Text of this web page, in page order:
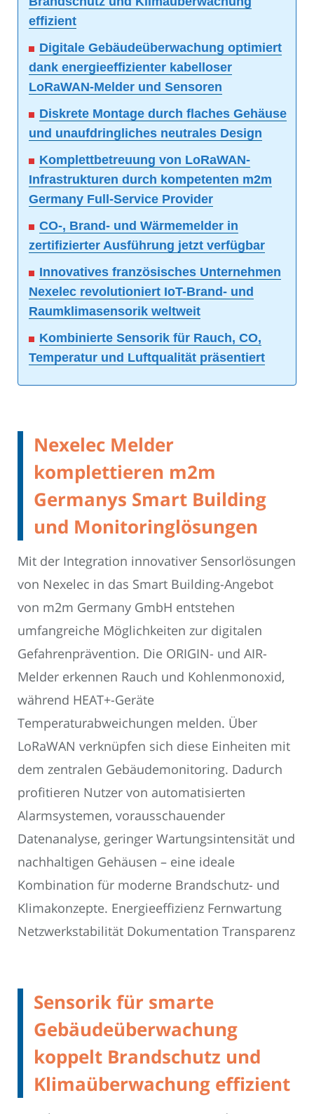
effizient
Digitale Gebäudeüberwachung optimiert
dank energieeffizienter kabelloser
LoRaWAN-Melder und Sensoren
Diskrete Montage durch flaches Gehäuse
und unaufdringliches neutrales Design
Komplettbetreuung von LoRaWAN-
Infrastrukturen durch kompetenten m2m
Germany Full-Service Provider
CO-, Brand- und Wärmemelder in
zertifizierter Ausführung jetzt verfügbar
Innovatives französisches Unternehmen
Nexelec revolutioniert IoT-Brand- und
Raumklimasensorik weltweit
Kombinierte Sensorik für Rauch, CO,
Temperatur und Luftqualität präsentiert
Nexelec Melder
komplettieren m2m
Germanys Smart Building
und Monitoringlösungen
Mit der Integration innovativer Sensorlösungen
von Nexelec in das Smart Building-Angebot
von m2m Germany GmbH entstehen
umfangreiche Möglichkeiten zur digitalen
Gefahrenprävention. Die ORIGIN- und AIR-
Melder erkennen Rauch und Kohlenmonoxid,
während HEAT+-Geräte
Temperaturabweichungen melden. Über
LoRaWAN verknüpfen sich diese Einheiten mit
dem zentralen Gebäudemonitoring. Dadurch
profitieren Nutzer von automatisierten
Alarmsystemen, vorausschauender
Datenanalyse, geringer Wartungsintensität und
nachhaltigen Gehäusen – eine ideale
Kombination für moderne Brandschutz- und
Klimakonzepte. Energieeffizienz Fernwartung
Netzwerkstabilität Dokumentation Transparenz
Sensorik für smarte
Gebäudeüberwachung
koppelt Brandschutz und
Klimaüberwachung effizient